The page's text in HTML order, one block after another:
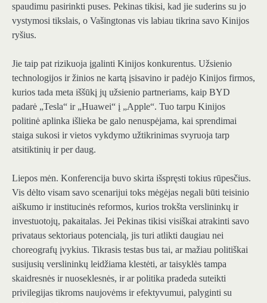
spaudimu pasirinkti puses. Pekinas tikisi, kad jie suderins su jo
vystymosi tikslais, o Vašingtonas vis labiau tikrina savo Kinijos
ryšius.
Jie taip pat rizikuoja įgalinti Kinijos konkurentus. Užsienio
technologijos ir žinios ne kartą įsisavino ir padėjo Kinijos firmos,
kurios tada meta iššūkį jų užsienio partneriams, kaip BYD
padarė „Tesla“ ir „Huawei“ į „Apple“. Tuo tarpu Kinijos
politinė aplinka išlieka be galo nenuspėjama, kai sprendimai
staiga sukosi ir vietos vykdymo užtikrinimas svyruoja tarp
atsitiktinių ir per daug.
Liepos mėn. Konferencija buvo skirta išspręsti tokius rūpesčius.
Vis dėlto visam savo scenarijui toks mėgėjas negali būti teisinio
aiškumo ir institucinės reformos, kurios trokšta verslininkų ir
investuotojų, pakaitalas. Jei Pekinas tikisi visiškai atrakinti savo
privataus sektoriaus potencialą, jis turi atlikti daugiau nei
choreografų įvykius. Tikrasis testas bus tai, ar mažiau politiškai
susijusių verslininkų leidžiama klestėti, ar taisyklės tampa
skaidresnės ir nuoseklesnės, ir ar politika pradeda suteikti
privilegijas tikroms naujovėms ir efektyvumui, palyginti su